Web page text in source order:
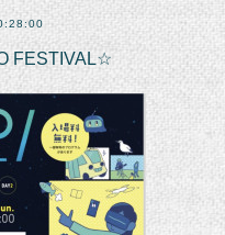
FESTIVAL☆